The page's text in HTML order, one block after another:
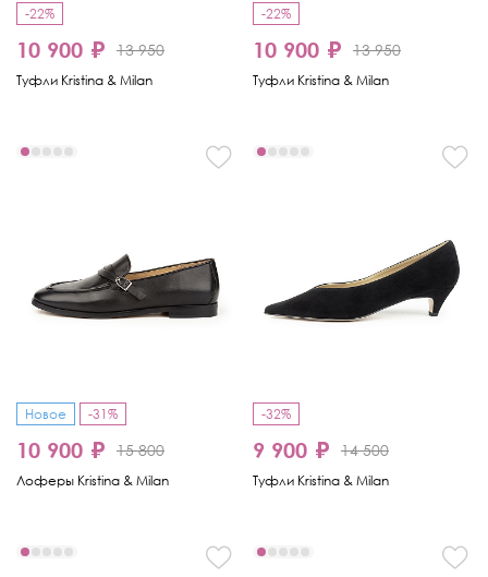
-22%
10 900 ₽ 13 950
Туфли Kristina & Milan
-22%
10 900 ₽ 13 950
Туфли Kristina & Milan
Новое -31%
10 900 ₽ 15 800
Лоферы Kristina & Milan
-32%
9 900 ₽ 14 500
Туфли Kristina & Milan